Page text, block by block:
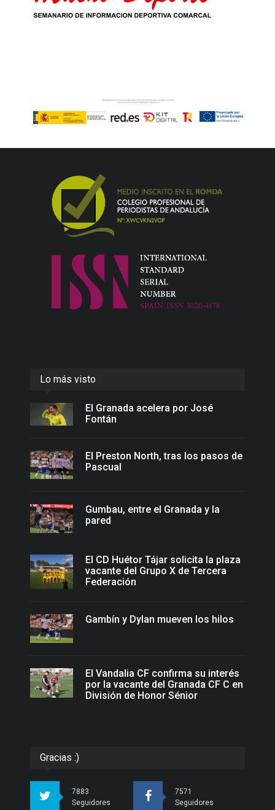
Lo más visto
El Granada acelera por José
Fontán
El Preston North, tras los pasos de
Pascual
Gumbau, entre el Granada y la
pared
El CD Huétor Tájar solicita la plaza
vacante del Grupo X de Tercera
Federación
Gambín y Dylan mueven los hilos
El Vandalia CF confirma su interés
por la vacante del Granada CF C en
División de Honor Sénior
Gracias :)
7883
Seguidores
7571
Seguidores